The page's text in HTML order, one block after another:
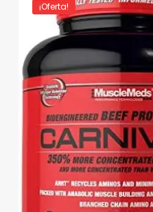
¡Oferta!